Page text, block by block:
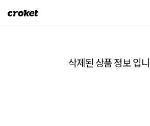
크
삭제된 상품 정보 입